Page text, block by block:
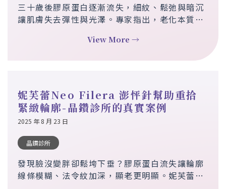
三十歲後膠原蛋白逐漸流失，細紋、鬆弛與暗沉
讓肌膚失去彈性與光澤。專家指出，老化本質就
過刺激自體膠原再生，結合即時填充與長效修
復，漸進改善肌膚細紋、恢復彈性，重現自然光
View More →
妮芙蕾Neo Filera 澎怦針幫助重拾
緊緻輪廓-晶鑽診所的真實案例
2025 年 8 月 23 日
晶鑽診所
發現臉沒變胖卻鬆垮下垂？膠原蛋白流失讓輪廓
線條模糊、法令紋加深，顯老更明顯。妮芙蕾